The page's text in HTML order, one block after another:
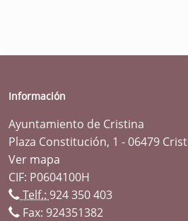
Información
Ayuntamiento de Cristina
Plaza Constitución, 1 - 06479
Ver mapa
CIF: P0604100H
Telf.: 924 350 403
Fax: 924351382